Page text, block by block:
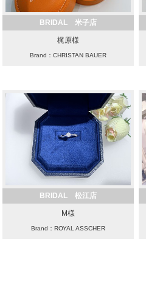
BRIDAL 米子店
梶原様
Brand：CHRISTAN BAUER
BRIDAL 松江店
M様
Brand：ROYAL ASSCHER